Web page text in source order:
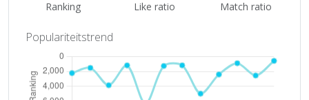
Ranking Like ratio Match ratio
Populariteitstrend